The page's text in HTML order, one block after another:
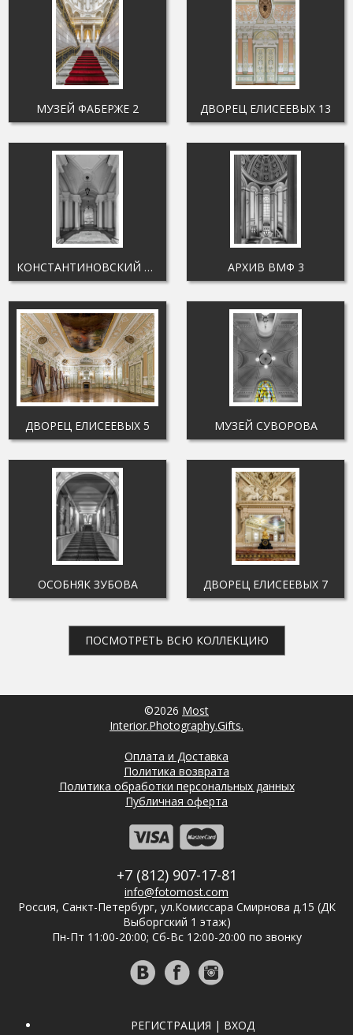
МУЗЕЙ ФАБЕРЖЕ 2 ДВОРЕЦ ЕЛИСЕЕВЫХ 13
КОНСТАНТИНОВСКИЙ ДВОРЕЦ 3 АРХИВ ВМФ 3
ДВОРЕЦ ЕЛИСЕЕВЫХ 5 МУЗЕЙ СУВОРОВА
ОСОБНЯК ЗУБОВА ДВОРЕЦ ЕЛИСЕЕВЫХ 7
ПОСМОТРЕТЬ ВСЮ КОЛЛЕКЦИЮ
©2026 Most
Interior.Photography.Gifts.
Оплата и Доставка
Политика возврата
Политика обработки персональных данных
Публичная оферта
+7 (812) 907-17-81
info@fotomost.com
Россия, Санкт-Петербург, ул.Комиссара Смирнова д.15 (ДК
Выборгский 1 этаж)
Пн-Пт 11:00-20:00; Сб-Вс 12:00-20:00 по звонку
РЕГИСТРАЦИЯ | ВХОД